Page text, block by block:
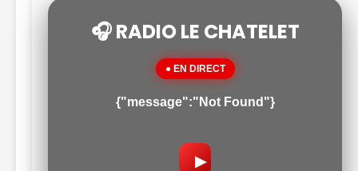
🎧 RADIO LE CHATELET
● EN DIRECT
{"message":"Not Found"}
▶